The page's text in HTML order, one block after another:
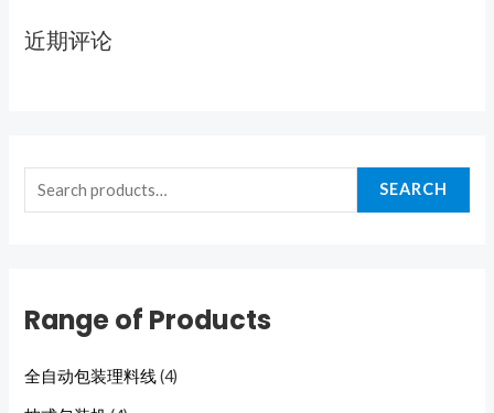
近期评论
SEARCH
Range of Products
全自动包装理料线 (4)